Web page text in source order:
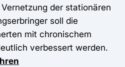
der stationären
soll die
mit chronischem
verbessert werden.